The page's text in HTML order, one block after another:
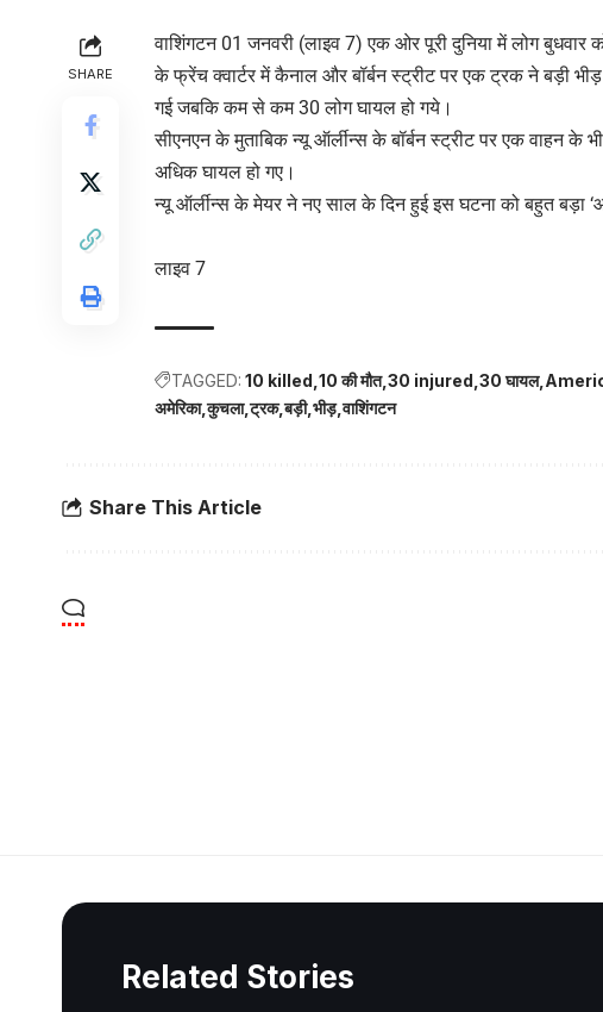
SHARE
वाशिंगटन 01 जनवरी (लाइव 7) एक ओर पूरी दुनिया में लोग
के फ्रेंच क्वार्टर में कैनाल और बॉर्बन स्ट्रीट पर एक ट्रक ने बड़ी
गई जबकि कम से कम 30 लोग घायल हो गये।
सीएनएन के मुताबिक न्यू ऑर्लीन्स के बॉर्बन स्ट्रीट पर एक वाहन
अधिक घायल हो गए।
न्यू ऑर्लीन्स के मेयर ने नए साल के दिन हुई इस घटना को बहुत बड़ा
लाइव 7
TAGGED: 10 killed 10 की मौत 30 injured 30 घायल
अमेरिका कुचला ट्रक बड़ी भीड़ वाशिंगटन
Share This Article
Related Stories